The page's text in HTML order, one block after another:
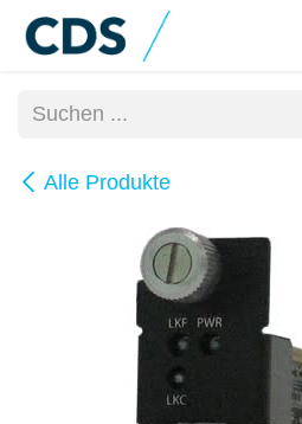
Zum Inhalt springen
Alle Produkte